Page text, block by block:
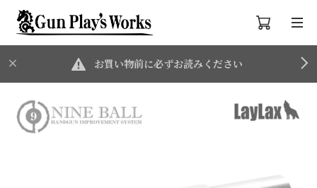
お買い物前に必ずお読みください